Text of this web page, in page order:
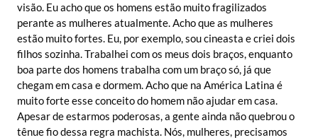
visão. Eu acho que os homens estão muito fragilizados
perante as mulheres atualmente. Acho que as mulheres
estão muito fortes. Eu, por exemplo, sou cineasta e criei dois
filhos sozinha. Trabalhei com os meus dois braços, enquanto
boa parte dos homens trabalha com um braço só, já que
chegam em casa e dormem. Acho que na América Latina é
muito forte esse conceito do homem não ajudar em casa.
Apesar de estarmos poderosas, a gente ainda não quebrou o
tênue fio dessa regra machista. Nós, mulheres, precisamos